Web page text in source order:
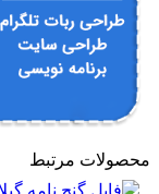
محصولات مرتبط